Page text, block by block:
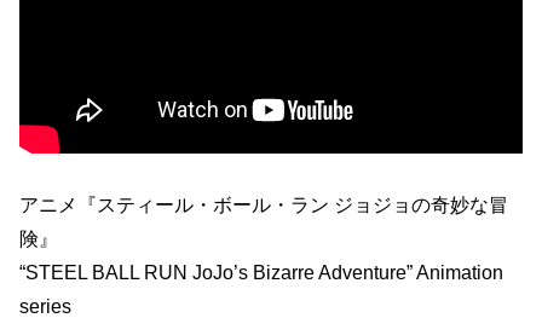
アニメ『スティール・ボール・ラン ジョジョの奇妙な冒
険』
“STEEL BALL RUN JoJo’s Bizarre Adventure” Animation
series